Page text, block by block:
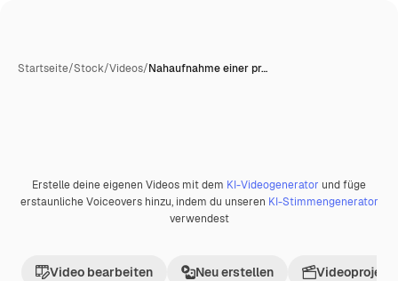
Startseite/Stock/Videos/Nahaufnahme einer pr…
Premium
Erstelle deine eigenen Videos mit dem KI-Videogenerator und füge
erstaunliche Voiceovers hinzu, indem du unseren KI-Stimmengenerator
verwendest
Video bearbeiten Neu erstellen Videoprojekt